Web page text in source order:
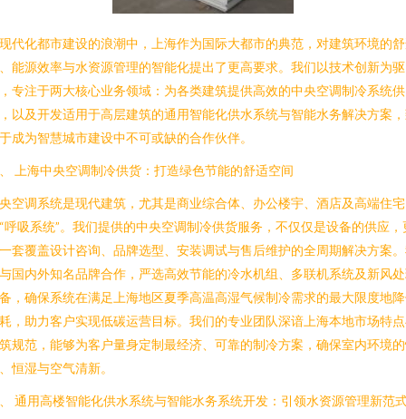
代化都市建设的浪潮中，上海作为国际大都市的典范，对建筑环境的
能源效率与水资源管理的智能化提出了更高要求。我们以技术创新为驱
专注于两大核心业务领域：为各类建筑提供高效的中央空调制冷系统供
以及开发适用于高层建筑的通用智能化供水系统与智能水务解决方案
成为智慧城市建设中不可或缺的合作伙伴。
上海中央空调制冷供货：打造绿色节能的舒适空间
空调系统是现代建筑，尤其是商业综合体、办公楼宇、酒店及高端住宅
呼吸系统”。我们提供的中央空调制冷供货服务，不仅仅是设备的供应，
套覆盖设计咨询、品牌选型、安装调试与售后维护的全周期解决方案
国内外知名品牌合作，严选高效节能的冷水机组、多联机系统及新风
，确保系统在满足上海地区夏季高温高湿气候制冷需求的最大限度地
，助力客户实现低碳运营目标。我们的专业团队深谙上海本地市场特
规范，能够为客户量身定制最经济、可靠的制冷方案，确保室内环境
恒湿与空气清新。
通用高楼智能化供水系统与智能水务系统开发：引领水资源管理新范